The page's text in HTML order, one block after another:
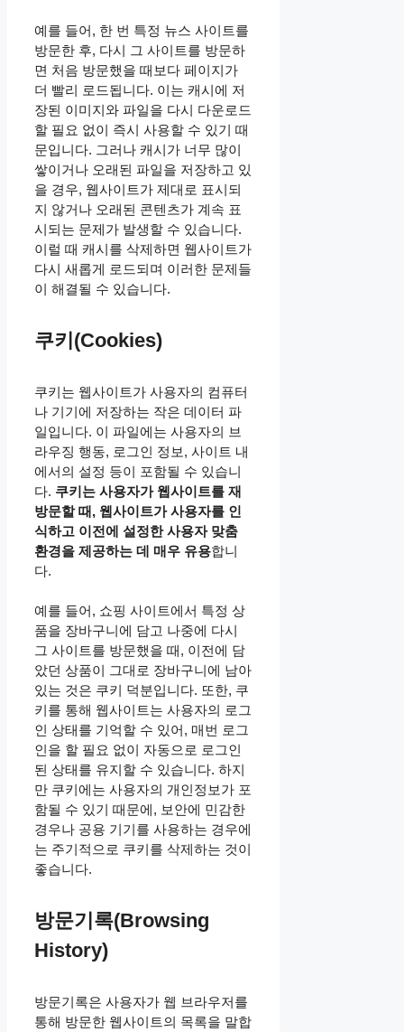
예를 들어, 한 번 특정 뉴스 사이트를
방문한 후, 다시 그 사이트를 방문하
면 처음 방문했을 때보다 페이지가
더 빨리 로드됩니다. 이는 캐시에 저
장된 이미지와 파일을 다시 다운로드
할 필요 없이 즉시 사용할 수 있기 때
문입니다. 그러나 캐시가 너무 많이
쌓이거나 오래된 파일을 저장하고 있
을 경우, 웹사이트가 제대로 표시되
지 않거나 오래된 콘텐츠가 계속 표
시되는 문제가 발생할 수 있습니다.
이럴 때 캐시를 삭제하면 웹사이트가
다시 새롭게 로드되며 이러한 문제들
이 해결될 수 있습니다.
쿠키(Cookies)
쿠키는 웹사이트가 사용자의 컴퓨터
나 기기에 저장하는 작은 데이터 파
일입니다. 이 파일에는 사용자의 브
라우징 행동, 로그인 정보, 사이트 내
에서의 설정 등이 포함될 수 있습니
다. 쿠키는 사용자가 웹사이트를 재
방문할 때, 웹사이트가 사용자를 인
식하고 이전에 설정한 사용자 맞춤
환경을 제공하는 데 매우 유용합니
다.
예를 들어, 쇼핑 사이트에서 특정 상
품을 장바구니에 담고 나중에 다시
그 사이트를 방문했을 때, 이전에 담
았던 상품이 그대로 장바구니에 남아
있는 것은 쿠키 덕분입니다. 또한, 쿠
키를 통해 웹사이트는 사용자의 로그
인 상태를 기억할 수 있어, 매번 로그
인을 할 필요 없이 자동으로 로그인
된 상태를 유지할 수 있습니다. 하지
만 쿠키에는 사용자의 개인정보가 포
함될 수 있기 때문에, 보안에 민감한
경우나 공용 기기를 사용하는 경우에
는 주기적으로 쿠키를 삭제하는 것이
좋습니다.
방문기록(Browsing
History)
방문기록은 사용자가 웹 브라우저를
통해 방문한 웹사이트의 목록을 말합